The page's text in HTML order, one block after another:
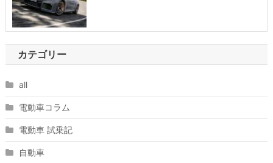
カテゴリー
all
電動車コラム
電動車 試乗記
自動車